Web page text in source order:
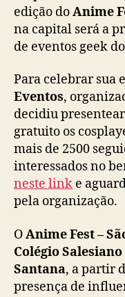
edição doAnime
na capital será a
de eventos geek
Para celebrar sua
Eventos,
decidiu
gratuito os
mais de 2500
interessados no
neste link e
pela organização.
OAnime Fest –
Colégio
Santana, a partir
presença de